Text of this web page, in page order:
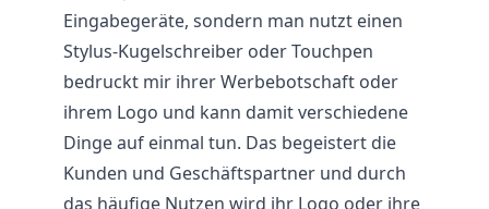
Eingabegeräte, sondern man nutzt einen
Stylus-Kugelschreiber oder Touchpen
bedruckt mir ihrer Werbebotschaft oder
ihrem Logo und kann damit verschiedene
Dinge auf einmal tun. Das begeistert die
Kunden und Geschäftspartner und durch
das häufige Nutzen wird ihr Logo oder ihre